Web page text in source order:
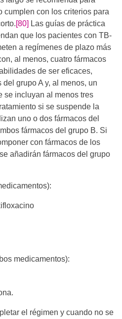
cumplen con los criterios para
[80] Las guías de práctica
que los pacientes con TB-
a regímenes de plazo más
al menos, cuatro fármacos
de ser eficaces,
grupo A y, al menos, un
se incluyan al menos tres
si se suspende la
uno o dos fármacos del
fármacos del grupo B. Si
con fármacos de los
añadirán fármacos del grupo
medicamentos):
el régimen y cuando no se